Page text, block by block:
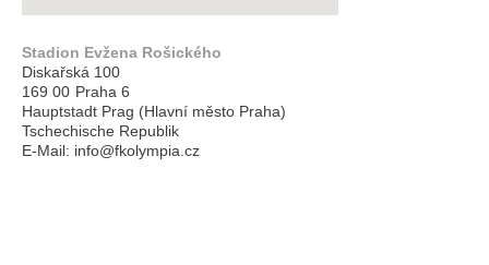
Stadion Evžena Rošického
Diskařská 100
169 00 Praha 6
Hauptstadt Prag (Hlavní město Praha)
Tschechische Republik
E-Mail: info@fkolympia.cz